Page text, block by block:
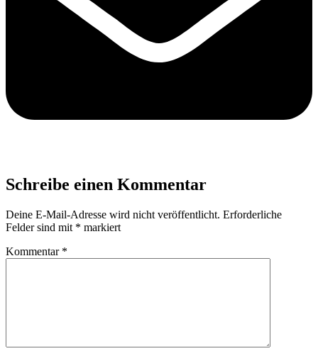
Schreibe einen Kommentar
Deine E-Mail-Adresse wird nicht veröffentlicht. Erforderliche
Felder sind mit * markiert
Kommentar *